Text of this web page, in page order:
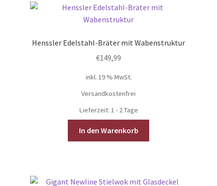
Henssler Edelstahl-Bräter mit Wabenstruktur
€149,99
inkl. 19 % MwSt.
Versandkostenfrei
Lieferzeit: 1 - 2 Tage
In den Warenkorb